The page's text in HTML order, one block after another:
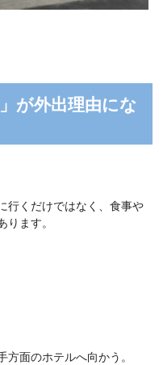
が外出理由にな
行くだけではなく、食事や
ります。
面のホテルへ向かう。